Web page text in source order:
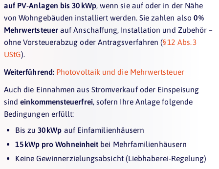
auf PV-Anlagen bis 30 kWp, wenn sie auf oder in der Nähe
von Wohngebäuden installiert werden. Sie zahlen also0 %
Mehrwertsteuerauf Anschaffung, Installation und Zubehör –
ohne Vorsteuerabzug oder Antragsverfahren (§ 12 Abs. 3
UStG).
Weiterführend: Photovoltaik und die Mehrwertsteuer
Auch die Einnahmen aus Stromverkauf oder Einspeisung
sindeinkommensteuerfrei, sofern Ihre Anlage folgende
Bedingungen erfüllt:
Bis zu30 kWp auf Einfamilienhäusern
15 kWp pro Wohneinheit bei Mehrfamilienhäusern
Keine Gewinnerzielungsabsicht (Liebhaberei-Regelung)